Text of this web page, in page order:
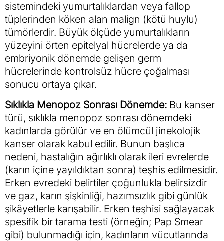
sistemindeki yumurtalıklardan veya fallop
tüplerinden köken alan malign (kötü huylu)
tümörlerdir. Büyük ölçüde yumurtalıkların
yüzeyini örten epitelyal hücrelerde ya da
embriyonik dönemde gelişen germ
hücrelerinde kontrolsüz hücre çoğalması
sonucu ortaya çıkar.
Sıklıkla Menopoz Sonrası Dönemde: Bu kanser
türü, sıklıkla menopoz sonrası dönemdeki
kadınlarda görülür ve en ölümcül jinekolojik
kanser olarak kabul edilir. Bunun başlıca
nedeni, hastalığın ağırlıklı olarak ileri evrelerde
(karın içine yayıldıktan sonra) teşhis edilmesidir.
Erken evredeki belirtiler çoğunlukla belirsizdir
ve gaz, karın şişkinliği, hazımsızlık gibi günlük
şikâyetlerle karışabilir. Erken teşhisi sağlayacak
spesifik bir tarama testi (örneğin; Pap Smear
gibi) bulunmadığı için, kadınların vücutlarında